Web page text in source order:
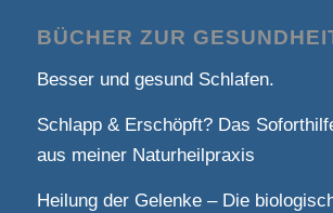
BÜCHER ZUR
Besser und gesund Schlafen.
Schlapp & Erschöpft? Das
aus meiner Naturheilpraxis
Heilung der Gelenke – Die